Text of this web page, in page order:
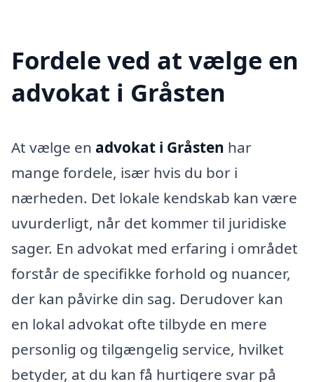
Fordele ved at vælge en
advokat i Gråsten
At vælge en advokat i Gråsten har
mange fordele, især hvis du bor i
nærheden. Det lokale kendskab kan være
uvurderligt, når det kommer til juridiske
sager. En advokat med erfaring i området
forstår de specifikke forhold og nuancer,
der kan påvirke din sag. Derudover kan
en lokal advokat ofte tilbyde en mere
personlig og tilgængelig service, hvilket
betyder, at du kan få hurtigere svar på